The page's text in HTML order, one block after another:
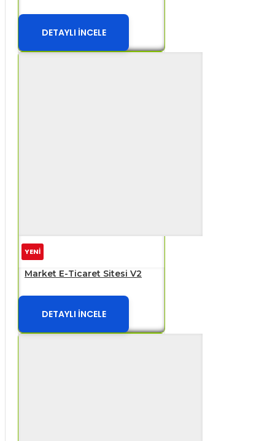
DETAYLI İNCELE
YENİ
Market E-Ticaret Sitesi V2
DETAYLI İNCELE